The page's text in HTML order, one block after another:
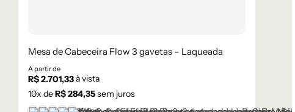
Mesa de Cabeceira Flow 3 gavetas – Laqueada
A partir de
R$2.701,33à vista
10x deR$284,35sem juros